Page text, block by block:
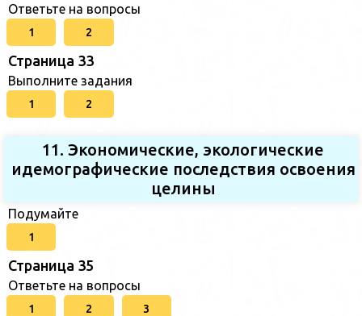
Ответьте на вопросы
1 2
Страница 33
Выполните задания
1 2
11. Экономические, экологические
идемографические последствия освоения
целины
Подумайте
1
Страница 35
Ответьте на вопросы
1 2 3